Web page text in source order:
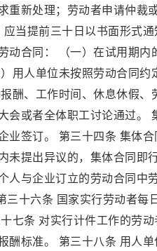
重新处理；劳动者申请仲裁
当提前三十日以书面形式
动合同： （一）在试用期
用人单位未按照劳动合同
酬、工作时间、休息休假
会或者全体职工讨论通过。
业签订。 第三十四条 集体
未提出异议的，集体合同即
人与企业订立的劳动合同中
三十六条 国家实行劳动者每
七条 对实行计件工作的劳
酬标准。 第三十八条 用人